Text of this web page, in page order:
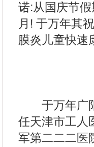
诺:从国庆节
月! 于万年其
膜炎儿童快速
于万年广阳
任天津市工人
军第二二二医